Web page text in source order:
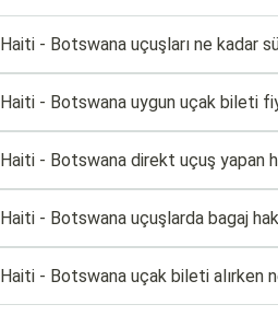
Haiti - Botswana uçuşları ne kadar
Haiti - Botswana uygun uçak bileti
Haiti - Botswana direkt uçuş yapan
Haiti - Botswana uçuşlarda bagaj
Haiti - Botswana uçak bileti alırken